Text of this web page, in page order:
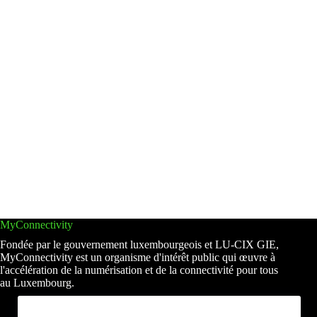
MyConnectivity
Fondée par le gouvernement luxembourgeois et LU-CIX GIE,
MyConnectivity est un organisme d'intérêt public qui œuvre à
l'accélération de la numérisation et de la connectivité pour tous
au Luxembourg.